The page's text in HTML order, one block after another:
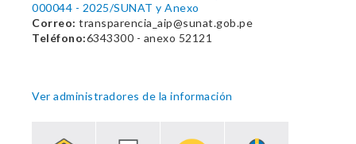
000044 - 2025/SUNAT y Anexo
Correo: transparencia_aip@sunat.gob.pe
Teléfono:6343300 - anexo 52121
Ver administradores de la información